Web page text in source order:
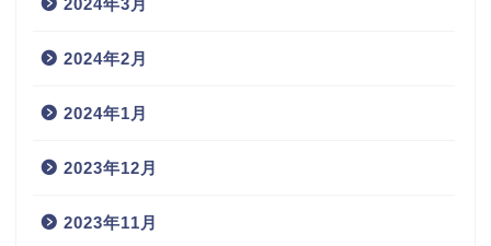
2024年3月
2024年2月
2024年1月
2023年12月
2023年11月